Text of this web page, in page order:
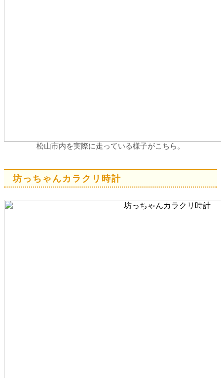
松山市内を実際に走っている様子がこちら。
坊っちゃんカラクリ時計